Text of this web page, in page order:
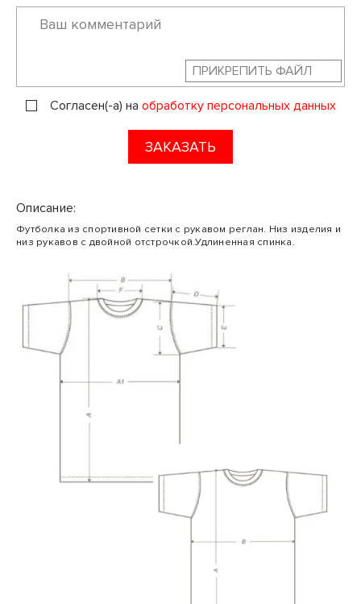
ПРИКРЕПИТЬ ФАЙЛ
Согласен(-а) на обработку персональных данных
ЗАКАЗАТЬ
Описание:
Футболка из спортивной сетки с рукавом реглан. Низ изделия и
низ рукавов с двойной отстрочкой.Удлиненная спинка.